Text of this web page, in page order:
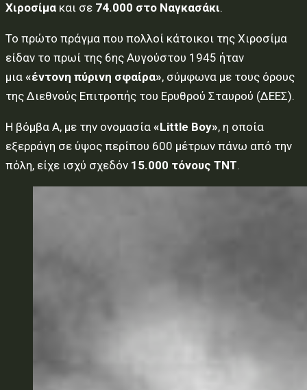
Χιροσίμα και σε 74.000 στο Ναγκασάκι.
Το πρώτο πράγμα που πολλοί κάτοικοι της Χιροσίμα
είδαν το πρωί της 6ης Αυγούστου 1945 ήταν
μια «έντονη πύρινη σφαίρα», σύμφωνα με τους όρους
της Διεθνούς Επιτροπής του Ερυθρού Σταυρού (ΔΕΕΣ).
Η βόμβα Α, με την ονομασία «Little Boy», η οποία
εξερράγη σε ύψος περίπου 600 μέτρων πάνω από την
πόλη, είχε ισχύ σχεδόν 15.000 τόνους TNT.